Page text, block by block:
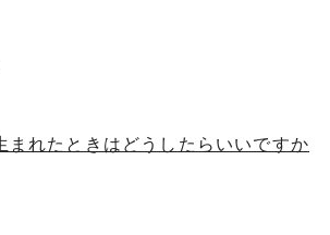
れたときはどうしたらいいですか